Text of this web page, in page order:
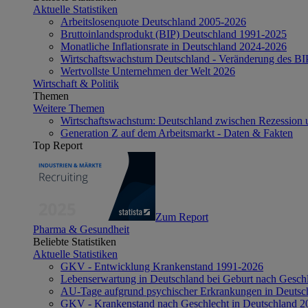
Aktuelle Statistiken
Arbeitslosenquote Deutschland 2005-2026
Bruttoinlandsprodukt (BIP) Deutschland 1991-2025
Monatliche Inflationsrate in Deutschland 2024-2026
Wirtschaftswachstum Deutschland - Veränderung des
Wertvollste Unternehmen der Welt 2026
Wirtschaft & Politik
Themen
Weitere Themen
Wirtschaftswachstum: Deutschland zwischen
Generation Z auf dem Arbeitsmarkt - Daten & Fakten
Top Report
Zum Report
Pharma & Gesundheit
Beliebte Statistiken
Aktuelle Statistiken
GKV - Entwicklung Krankenstand 1991-2026
Lebenserwartung in Deutschland bei Geburt nach
AU-Tage aufgrund psychischer Erkrankungen in
GKV - Krankenstand nach Geschlecht in Deutschland